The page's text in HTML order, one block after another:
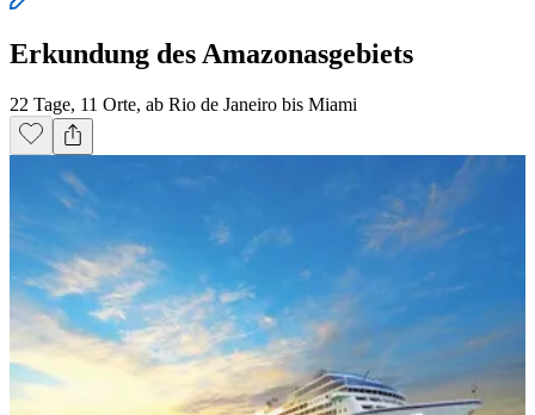
Erkundung des Amazonasgebiets
22 Tage, 11 Orte, ab Rio de Janeiro bis Miami